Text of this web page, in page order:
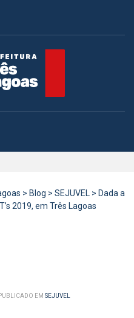
> Blog > SEJUVEL > Dada a
2019, em Três Lagoas
PUBLICADO EM SEJUVEL